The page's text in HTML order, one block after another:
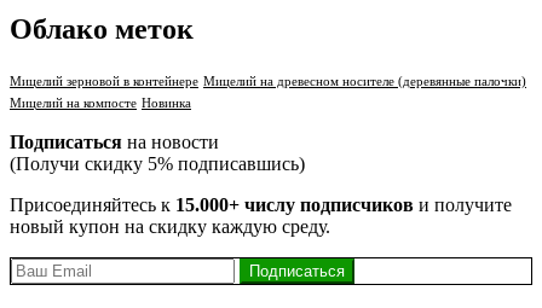
Облако меток
Мицелий зерновой в контейнере Мицелий на древесном носителе (деревянные палочки)
Мицелий на компосте Новинка
Подписаться на новости
(Получи скидку 5% подписавшись)
Присоединяйтесь к 15.000+ числу подписчиков и получите
новый купон на скидку каждую среду.